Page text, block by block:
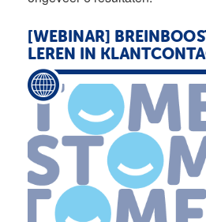
[WEBINAR]
LEREN IN